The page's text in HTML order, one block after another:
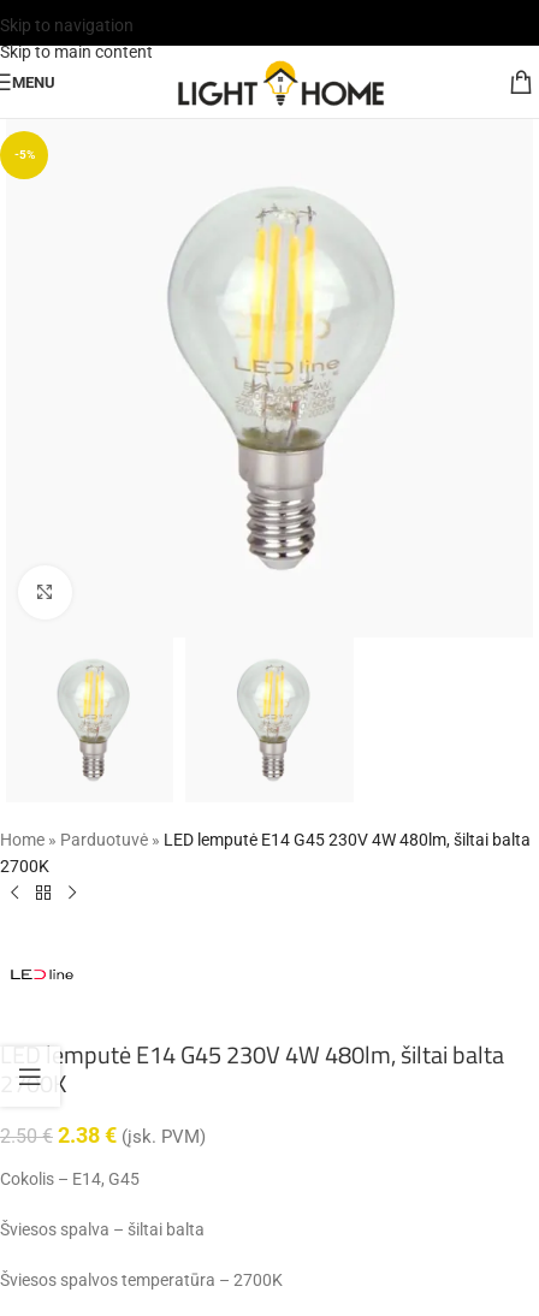
Skip to navigation
Skip to main content
MENU
-5%
Home » Parduotuvė » LED lemputė E14 G45 230V 4W 480lm, šiltai balta
2700K
LED lemputė E14 G45 230V 4W 480lm, šiltai balta
2700K
2.50€ 2.38€ (įsk. PVM)
Cokolis – E14, G45
Šviesos spalva – šiltai balta
Šviesos spalvos temperatūra – 2700K